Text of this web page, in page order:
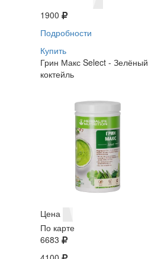
1900
Подробности
Купить
Грин Макс Select - Зелёный
коктейль
Цена
По карте
6683